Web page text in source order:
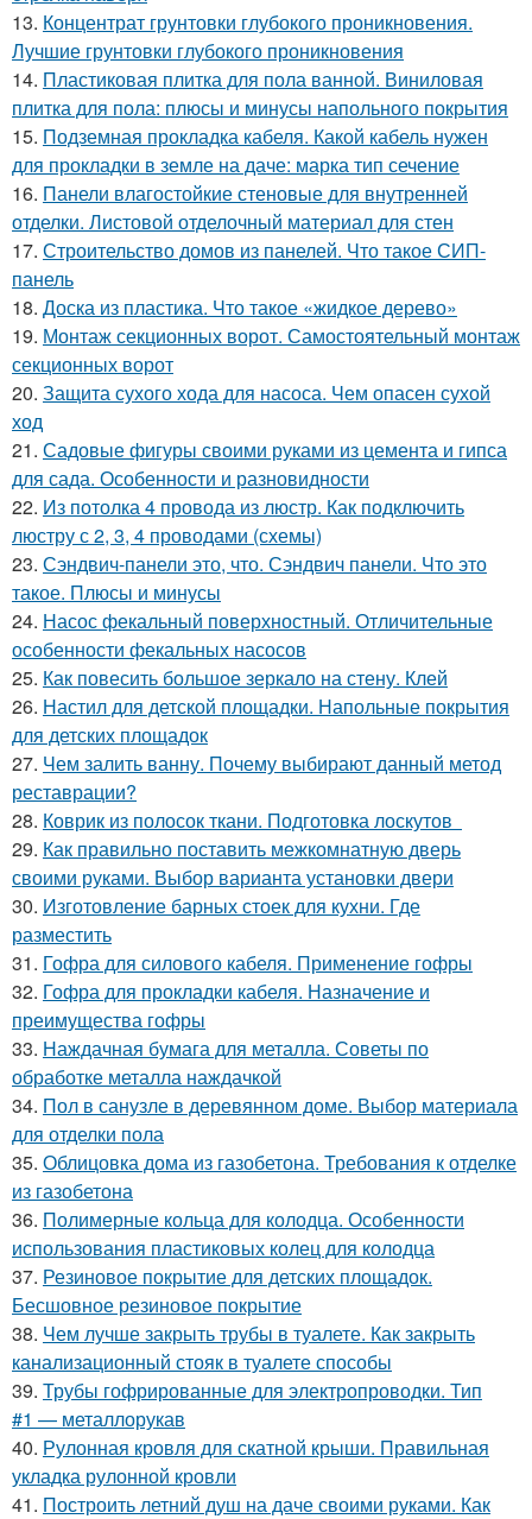
13. Концентрат грунтовки глубокого проникновения.
Лучшие грунтовки глубокого проникновения
14. Пластиковая плитка для пола ванной. Виниловая
плитка для пола: плюсы и минусы напольного покрытия
15. Подземная прокладка кабеля. Какой кабель нужен
для прокладки в земле на даче: марка тип сечение
16. Панели влагостойкие стеновые для внутренней
отделки. Листовой отделочный материал для стен
17. Строительство домов из панелей. Что такое СИП-
панель
18. Доска из пластика. Что такое «жидкое дерево»
19. Монтаж секционных ворот. Самостоятельный монтаж
секционных ворот
20. Защита сухого хода для насоса. Чем опасен сухой
ход
21. Садовые фигуры своими руками из цемента и гипса
для сада. Особенности и разновидности
22. Из потолка 4 провода из люстр. Как подключить
люстру с 2, 3, 4 проводами (схемы)
23. Сэндвич-панели это, что. Сэндвич панели. Что это
такое. Плюсы и минусы
24. Насос фекальный поверхностный. Отличительные
особенности фекальных насосов
25. Как повесить большое зеркало на стену. Клей
26. Настил для детской площадки. Напольные покрытия
для детских площадок
27. Чем залить ванну. Почему выбирают данный метод
реставрации?
28. Коврик из полосок ткани. Подготовка лоскутов
29. Как правильно поставить межкомнатную дверь
своими руками. Выбор варианта установки двери
30. Изготовление барных стоек для кухни. Где
разместить
31. Гофра для силового кабеля. Применение гофры
32. Гофра для прокладки кабеля. Назначение и
преимущества гофры
33. Наждачная бумага для металла. Советы по
обработке металла наждачкой
34. Пол в санузле в деревянном доме. Выбор материала
для отделки пола
35. Облицовка дома из газобетона. Требования к отделке
из газобетона
36. Полимерные кольца для колодца. Особенности
использования пластиковых колец для колодца
37. Резиновое покрытие для детских площадок.
Бесшовное резиновое покрытие
38. Чем лучше закрыть трубы в туалете. Как закрыть
канализационный стояк в туалете способы
39. Трубы гофрированные для электропроводки. Тип
#1 — металлорукав
40. Рулонная кровля для скатной крыши. Правильная
укладка рулонной кровли
41. Построить летний душ на даче своими руками. Как